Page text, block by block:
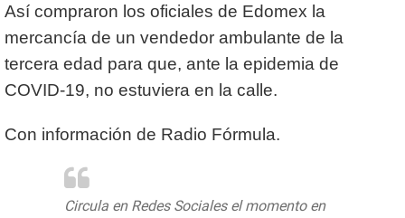
Así compraron los oficiales de Edomex la
mercancía de un vendedor ambulante de la
tercera edad para que, ante la epidemia de
COVID-19, no estuviera en la calle.
Con información de Radio Fórmula.
Circula en Redes Sociales el momento en